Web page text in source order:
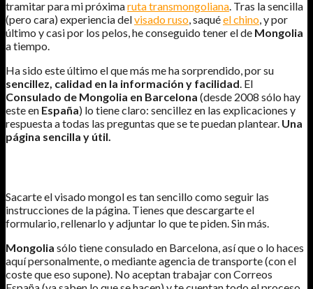
tramitar para mi próximaruta transmongoliana. Tras la sencilla
(pero cara) experiencia delvisado ruso, saquéel chino, y por
último y casi por los pelos, he conseguido tener el de Mongolia
a tiempo.
Ha sido este último el que más me ha sorprendido, por su
sencillez, calidad en la información y facilidad. El
Consulado de Mongolia en Barcelona (desde 2008 sólo hay
este en España) lo tiene claro: sencillez en las explicaciones y
respuesta a todas las preguntas que se te puedan plantear. Una
página sencilla y útil.
Sacarte el visado mongol es tan sencillo como seguir las
instrucciones de la página. Tienes que descargarte el
formulario, rellenarlo y adjuntar lo que te piden. Sin más.
Mongolia sólo tiene consulado en Barcelona, así que o lo haces
aquí personalmente, o mediante agencia de transporte (con el
coste que eso supone). No aceptan trabajar con Correos